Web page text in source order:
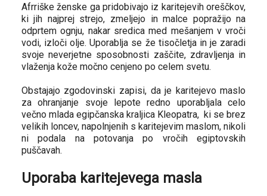
Afrriške ženske ga pridobivajo iz karitejevih oreščkov,
ki jih najprej strejo, zmeljejo in malce popražijo na
odprtem ognju, nakar sredica med mešanjem v vroči
vodi, izloči olje.Uporablja se že tisočletja in je zaradi
svoje neverjetne sposobnosti zaščite, zdravljenja in
vlaženja kože močno cenjeno po celem svetu.
Obstajajo zgodovinski zapisi, da je karitejevo maslo
za ohranjanje svoje lepote redno uporabljala celo
večno mlada egipčanska kraljica Kleopatra, ki se brez
velikih loncev, napolnjenih s karitejevim maslom, nikoli
ni podala na potovanja po vročih egiptovskih
puščavah.
Uporaba karitejevega masla